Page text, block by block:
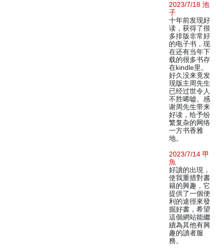
2023/7/18 池
子
十年前发现好
读，获得了很
多排版非常好
的电子书，现
在还有当年下
载的很多书存
在kindle里。
好久没来竟发
现版主周先生
已经过世令人
不胜唏嘘。感
谢周先生带来
好读，给予纷
繁复杂的网络
一方书香雅
地。
2023/7/14 甲
魚
好讀的出現，
使我重措對書
籍的興趣，它
提供了一個便
利的途徑來發
掘好書，希望
這個網站能繼
續為其他有興
趣的讀者服
務。